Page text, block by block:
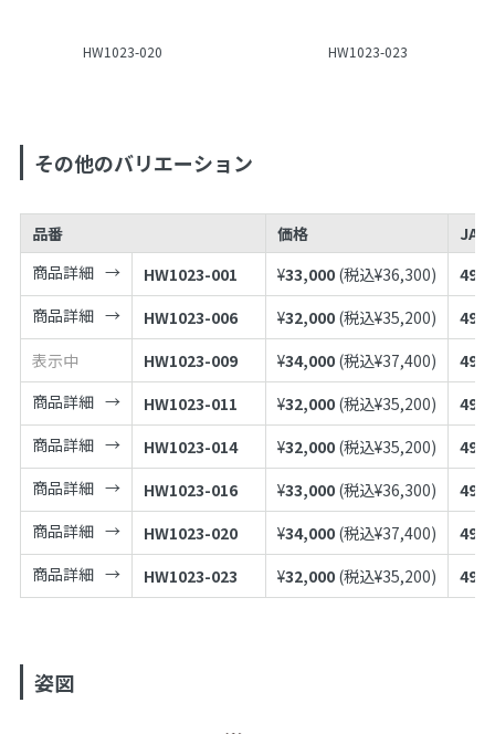
HW1023-020 HW1023-023
その他のバリエーション
品番 価格
JAN
商品詳細
HW1023-001 ¥33,000 (税込¥36,300)
商品詳細
HW1023-006 ¥32,000 (税込¥35,200)
表示中
HW1023-009 ¥34,000 (税込¥37,400)
商品詳細
HW1023-011 ¥32,000 (税込¥35,200)
商品詳細
HW1023-014 ¥32,000 (税込¥35,200)
商品詳細
HW1023-016 ¥33,000 (税込¥36,300)
商品詳細
HW1023-020 ¥34,000 (税込¥37,400)
商品詳細
HW1023-023 ¥32,000 (税込¥35,200)
姿図